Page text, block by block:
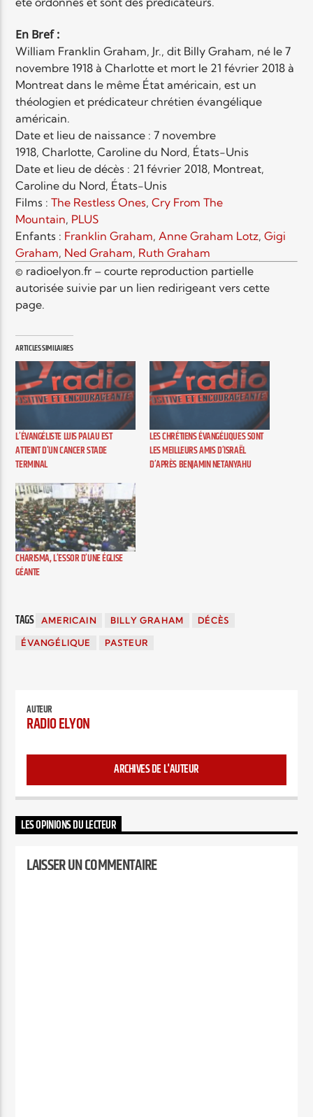
En Bref :
William Franklin Graham, Jr., dit Billy Graham, né le 7
novembre 1918 à Charlotte et mort le 21 février 2018 à
Montreat dans le même État américain, est un
théologien et prédicateur chrétien évangélique
américain.
Date et lieu de naissance :7 novembre
1918, Charlotte, Caroline du Nord, États-Unis
Date et lieu de décès : 21 février 2018, Montreat,
Caroline du Nord, États-Unis
Films :The Restless Ones,Cry From The
Mountain, PLUS
Enfants : Franklin Graham,Anne Graham Lotz,Gigi
Graham, Ned Graham, Ruth Graham
© radioelyon.fr – courte reproduction partielle
autorisée suivie par un lien redirigeant vers cette
page.
ARTICLES SIMILAIRES
L’ÉVANGÉLISTE LUIS PALAU EST
ATTEINT D’UN CANCER STADE
TERMINAL
LES CHRÉTIENS ÉVANGÉLIQUES SONT
LES MEILLEURS AMIS D’ISRAËL
D’APRÈS BENJAMIN NETANYAHU
CHARISMA, L’ESSOR D’UNE ÉGLISE
GÉANTE
TAGS AMERICAIN BILLY GRAHAM DÉCÈS
ÉVANGÉLIQUE PASTEUR
AUTEUR
RADIO ELYON
ARCHIVES DE L'AUTEUR
LES OPINIONS DU LECTEUR
LAISSER UN COMMENTAIRE